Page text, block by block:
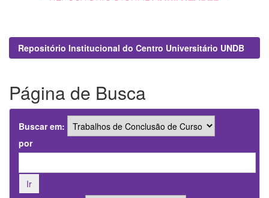
Repositório Institucional do Centro Universitário UNDB
Página de Busca
Buscar em:
por